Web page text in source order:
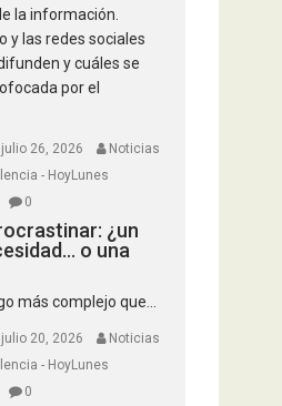
la información.
y las redes sociales
y cuáles se
por el
julio 26, 2026
Noticias
- HoyLunes
0
¿un
o una
más complejo que...
julio 20, 2026
Noticias
- HoyLunes
0